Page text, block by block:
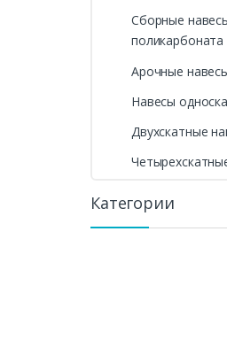
Сборные
поликарбоната
Арочные
Навесы
Двухскатные
Категории